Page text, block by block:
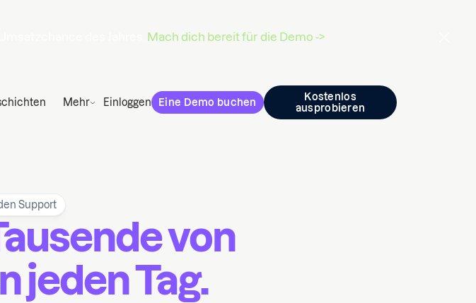
Mach dich bereit für die Demo ->
Mehr Einloggen Eine Demo buchen
Kostenlos
ausprobieren
Support
von
jeden Tag.